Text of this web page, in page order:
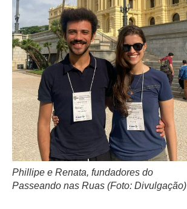
Phillipe e Renata, fundadores do
Passeando nas Ruas (Foto: Divulgação)